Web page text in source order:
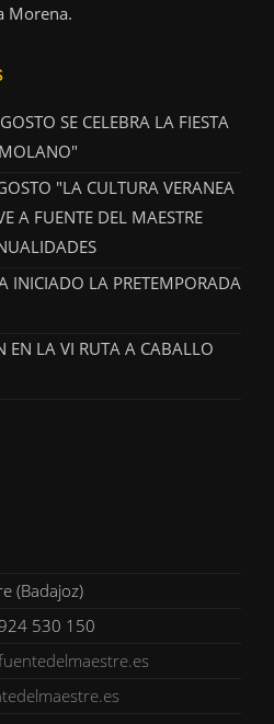
Morena.
SE CELEBRA LA FIESTA
"LA CULTURA VERANEA
A FUENTE DEL MAESTRE
INICIADO LA PRETEMPORADA
EN LA VI RUTA A CABALLO
(Badajoz)
530 150